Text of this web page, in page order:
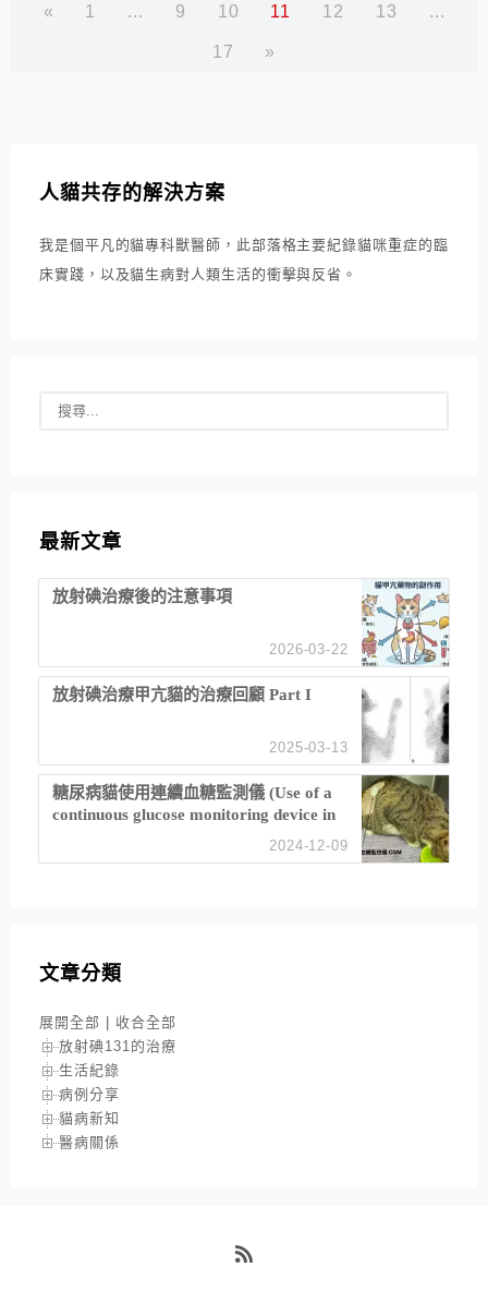
« 1 ... 9 10 11 12 13 ...
17 »
人貓共存的解決方案
我是個平凡的貓專科獸醫師，此部落格主要紀錄貓咪重症的臨
床實踐，以及貓生病對人類生活的衝擊與反省。
最新文章
放射碘治療後的注意事項
2026-03-22
放射碘治療甲亢貓的治療回顧 Part I
2025-03-13
糖尿病貓使用連續血糖監測儀 (Use of a
continuous glucose monitoring device in
2024-12-09
文章分類
展開全部
收合全部
放射碘131的治療
生活紀錄
病例分享
貓病新知
醫病關係